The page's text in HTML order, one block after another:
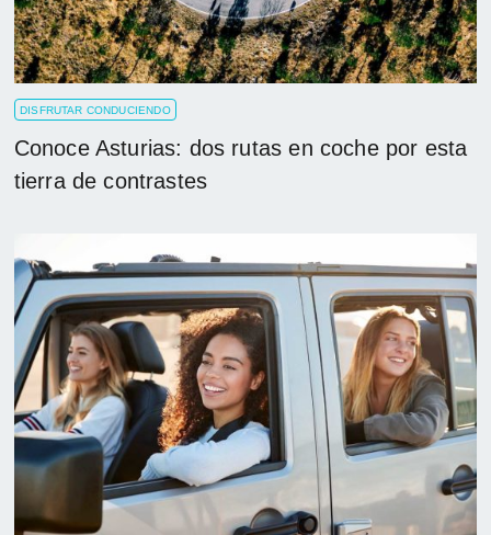
DISFRUTAR CONDUCIENDO
Conoce Asturias: dos rutas en coche por esta
tierra de contrastes